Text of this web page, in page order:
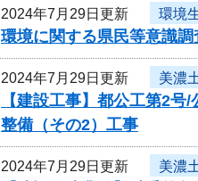
2024年7月29日更新 環境
環境に関する県民等意識
2024年7月29日更新 美濃
【建設工事】都公工第2
整備（その2）工事
2024年7月29日更新 美濃